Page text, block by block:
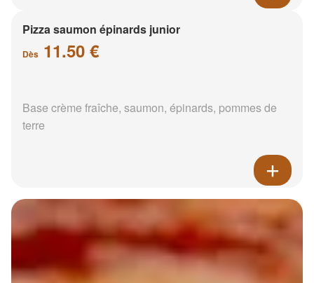
Pizza saumon épinards junior
Dès 11.50 €
Base crème fraîche, saumon, épinards, pommes de
terre